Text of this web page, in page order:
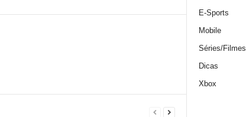
E-Sports
Mobile
Séries/Filmes
Dicas
Xbox